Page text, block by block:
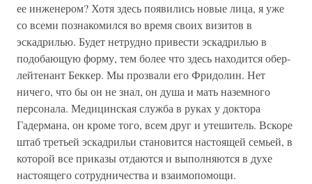
ее инженером? Хотя здесь появились новые лица, я уже
со всеми познакомился во время своих визитов в
эскадрилью. Будет нетрудно привести эскадрилью в
подобающую форму, тем более что здесь находится обер-
лейтенант Беккер. Мы прозвали его Фридолин. Нет
ничего, что бы он не знал, он душа и мать наземного
персонала. Медицинская служба в руках у доктора
Гадермана, он кроме того, всем друг и утешитель. Вскоре
штаб третьей эскадрильи становится настоящей семьей, в
которой все приказы отдаются и выполняются в духе
настоящего сотрудничества и взаимопомощи.